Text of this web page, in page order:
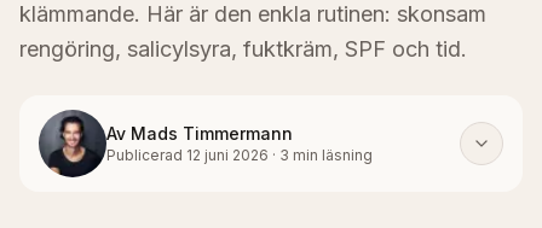
klämmande. Här är den enkla rutinen: skonsam
rengöring, salicylsyra, fuktkräm, SPF och tid.
Av Mads Timmermann
Publicerad 12 juni 2026 · 3 min läsning